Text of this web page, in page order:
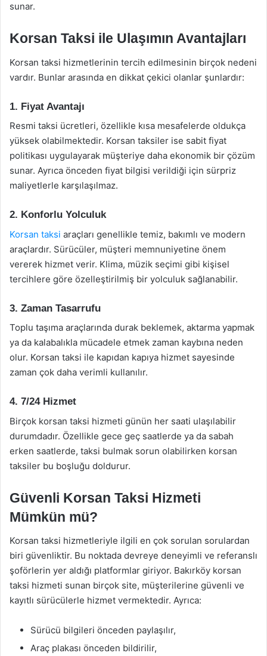
sunar.
Korsan Taksi ile Ulaşımın Avantajları
Korsan taksi hizmetlerinin tercih edilmesinin birçok nedeni
vardır. Bunlar arasında en dikkat çekici olanlar şunlardır:
1. Fiyat Avantajı
Resmi taksi ücretleri, özellikle kısa mesafelerde oldukça
yüksek olabilmektedir. Korsan taksiler ise sabit fiyat
politikası uygulayarak müşteriye daha ekonomik bir çözüm
sunar. Ayrıca önceden fiyat bilgisi verildiği için sürpriz
maliyetlerle karşılaşılmaz.
2. Konforlu Yolculuk
Korsan taksi araçları genellikle temiz, bakımlı ve modern
araçlardır. Sürücüler, müşteri memnuniyetine önem
vererek hizmet verir. Klima, müzik seçimi gibi kişisel
tercihlere göre özelleştirilmiş bir yolculuk sağlanabilir.
3. Zaman Tasarrufu
Toplu taşıma araçlarında durak beklemek, aktarma yapmak
ya da kalabalıkla mücadele etmek zaman kaybına neden
olur. Korsan taksi ile kapıdan kapıya hizmet sayesinde
zaman çok daha verimli kullanılır.
4. 7/24 Hizmet
Birçok korsan taksi hizmeti günün her saati ulaşılabilir
durumdadır. Özellikle gece geç saatlerde ya da sabah
erken saatlerde, taksi bulmak sorun olabilirken korsan
taksiler bu boşluğu doldurur.
Güvenli Korsan Taksi Hizmeti
Mümkün mü?
Korsan taksi hizmetleriyle ilgili en çok sorulan sorulardan
biri güvenliktir. Bu noktada devreye deneyimli ve referanslı
şoförlerin yer aldığı platformlar giriyor. Bakırköy korsan
taksi hizmeti sunan birçok site, müşterilerine güvenli ve
kayıtlı sürücülerle hizmet vermektedir. Ayrıca:
Sürücü bilgileri önceden paylaşılır,
Araç plakası önceden bildirilir,